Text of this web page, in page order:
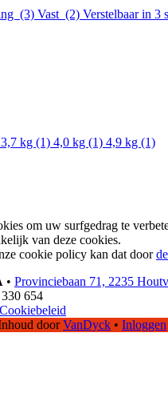
(3) Vast (2) Verstelbaar in 3
3,7 kg (1) 4,0 kg (1) 4,9 kg (1)
om uw surfgedrag te
van deze cookies.
cookie policy kan dat door
• Provinciebaan 71, 2235
654
Cookiebeleid
doorVanDyck • Inloggen